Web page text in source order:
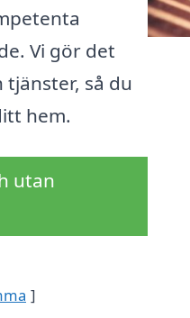
Vi gör det
så du
hem.
utan